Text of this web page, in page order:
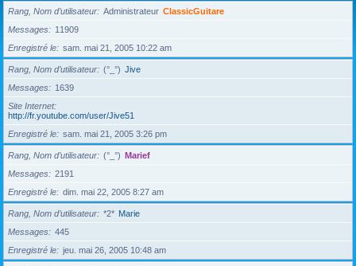
Rang, Nom d’utilisateur Administrateur ClassicGuitare
Messages
11909
Enregistré le
sam. mai 21, 2005 10:22 am
Rang, Nom d’utilisateur (°_°) Jive
Messages
1639
Site Internet
http://fr.youtube.com/user/Jive51
Enregistré le
sam. mai 21, 2005 3:26 pm
Rang, Nom d’utilisateur (°_°) Marief
Messages
2191
Enregistré le
dim. mai 22, 2005 8:27 am
Rang, Nom d’utilisateur *2* Marie
Messages
445
Enregistré le
jeu. mai 26, 2005 10:48 am